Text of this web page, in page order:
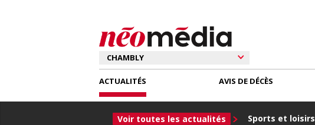
ACTUALITÉS
Voir toutes les actualités Sports et loisirs
AVIS DE DÉCÈS